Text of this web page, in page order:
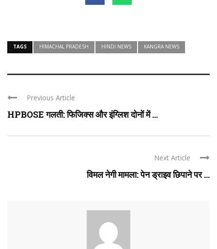
TAGS HIMACHAL PRADESH HINDI NEWS KANGRA NEWS
Previous Article
HPBOSE गलती: फिजिक्स और इंग्लिश दोनों में ...
Next Article
विमल नेगी मामला: पेन ड्राइव छिपाने पर ...